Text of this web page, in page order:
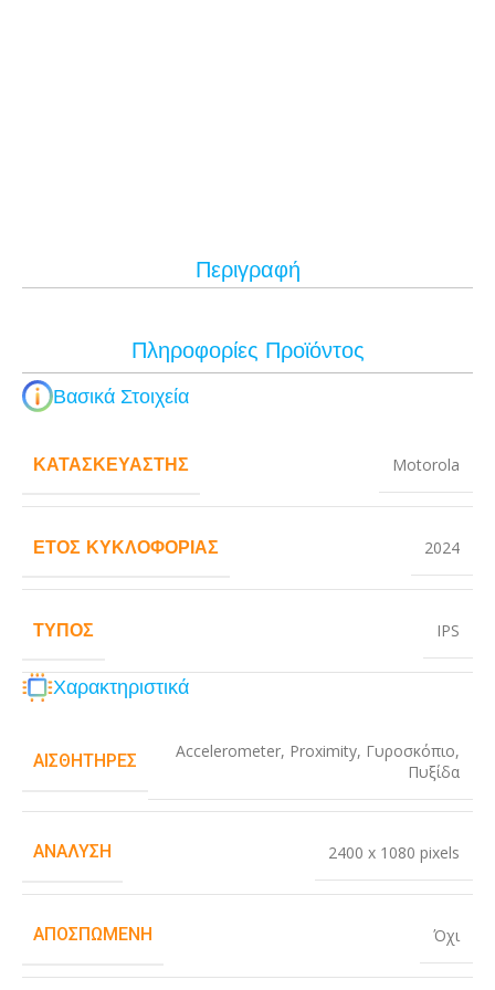
Περιγραφή
Πληροφορίες Προϊόντος
Βασικά Στοιχεία
ΚΑΤΑΣΚΕΥΑΣΤΉΣ Motorola
ΈΤΟΣ ΚΥΚΛΟΦΟΡΊΑΣ 2024
ΤΎΠΟΣ IPS
Χαρακτηριστικά
ΑΙΣΘΗΤΉΡΕΣ Accelerometer, Proximity, Γυροσκόπιο,
Πυξίδα
ΑΝΆΛΥΣΗ 2400 x 1080 pixels
ΑΠΟΣΠΏΜΕΝΗ Όχι